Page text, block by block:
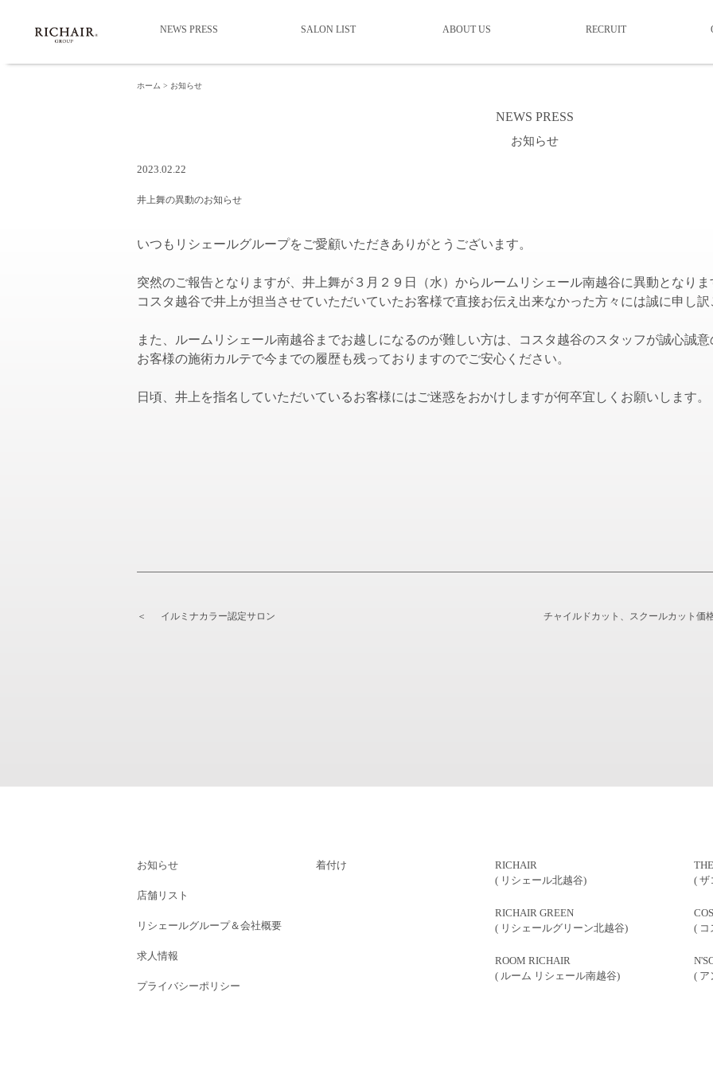
NEWS PRESS SALON LIST ABOUT US RECRUIT
ホーム お知らせ
NEWS PRESS
お知らせ
2023.02.22
井上舞の異動のお知らせ
いつもリシェールグループをご愛顧いただきありがとうございます。
突然のご報告となりますが、井上舞が３月２９日（水）からルームリシェール南越谷に異動となりま
コスタ越谷で井上が担当させていただいていたお客様で直接お伝え出来なかった方々には誠に申し訳
また、ルームリシェール南越谷までお越しになるのが難しい方は、コスタ越谷のスタッフが誠心誠意
お客様の施術カルテで今までの履歴も残っておりますのでご安心ください。
日頃、井上を指名していただいているお客様にはご迷惑をおかけしますが何卒宜しくお願いします。
＜ イルミナカラー認定サロン チャイルドカット、スクールカット価
お知らせ
店舗リスト
リシェールグループ＆会社概要
求人情報
プライバシーポリシー
着付け
RICHAIR
( リシェール北越谷)
RICHAIR GREEN
( リシェールグリーン北越谷)
ROOM RICHAIR
( ルーム リシェール南越谷)
( ザ
( コ
( ア